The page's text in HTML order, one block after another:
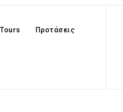
Tours Προτάσεις